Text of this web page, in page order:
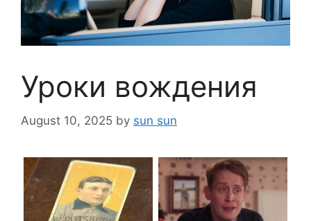
Уроки вождения
August 10, 2025 by sun sun